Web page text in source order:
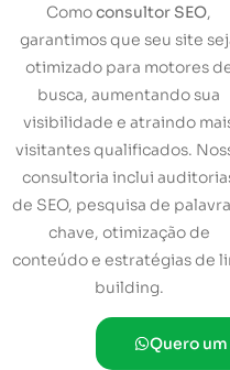
Comoconsultor SEO,
garantimos que seu site
otimizado para motores
busca, aumentando sua
visibilidade e atraindo
visitantes qualificados.
consultoria inclui
de SEO, pesquisa de
chave, otimização de
conteúdo e estratégias de
building.
Quero